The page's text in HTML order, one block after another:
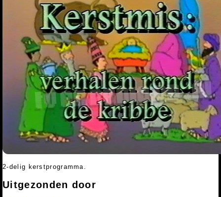
2-delig kerstprogramma.
Uitgezonden door